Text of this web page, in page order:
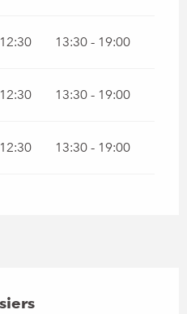
13:30 - 19:00
13:30 - 19:00
13:30 - 19:00